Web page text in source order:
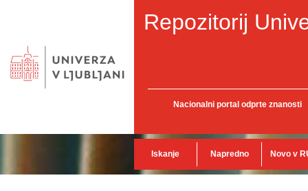
Repozitorij
Nacionalni portal odprte znanosti
Iskanje Napredno Novo v